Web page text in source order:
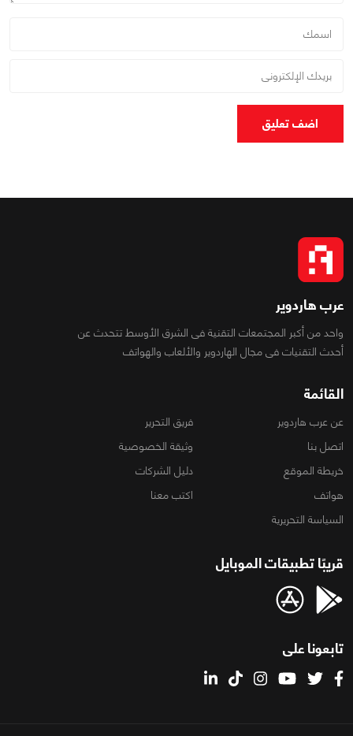
اضف تعليق
عرب هاردوير
واحد من أكبر المجتمعات التقنية فى الشرق الأوسط تتحدث عن
أحدث التقنيات فى مجال الهاردوير والألعاب والهواتف
القائمة
عن عرب هاردوير
فريق التحرير
اتصل بنا
وثيقة الخصوصية
خريطة الموقع
دليل الشركات
هواتف
اكتب معنا
السياسة التحريرية
قريبًا تطبيقات الموبايل
تابعونا على